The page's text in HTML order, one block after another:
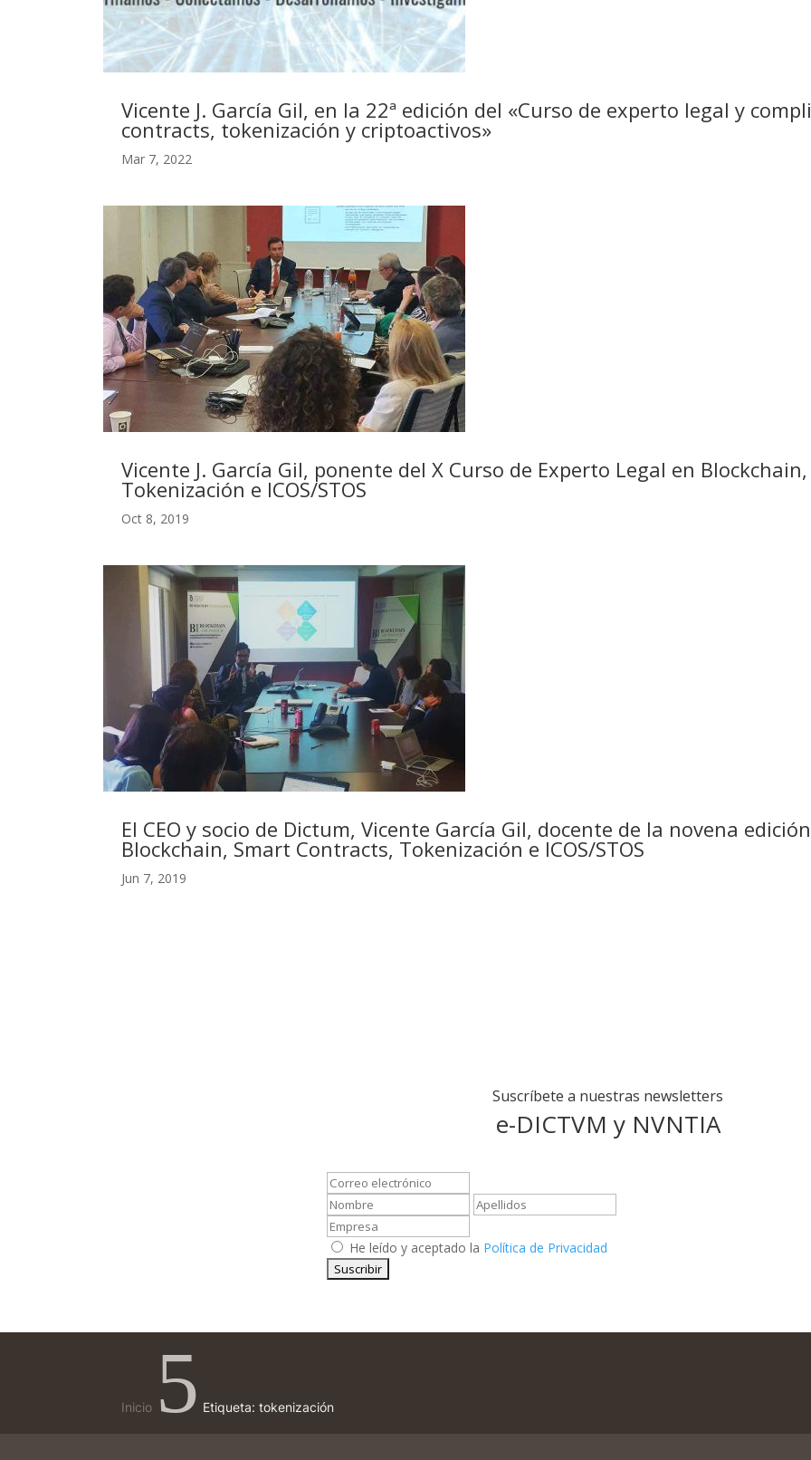
Vicente J. García Gil, en la 22ª edición del «Curso de experto legal y
contracts, tokenización y criptoactivos»
Mar 7, 2022
Vicente J. García Gil, ponente del X Curso de Experto Legal en
Tokenización e ICOS/STOS
Oct 8, 2019
El CEO y socio de Dictum, Vicente García Gil, docente de la novena
Blockchain, Smart Contracts, Tokenización e ICOS/STOS
Jun 7, 2019
Suscríbete a nuestras newsletters
e-DICTVM y NVNTIA
He leído y aceptado la Política de Privacidad
Inicio 5 Etiqueta: tokenización